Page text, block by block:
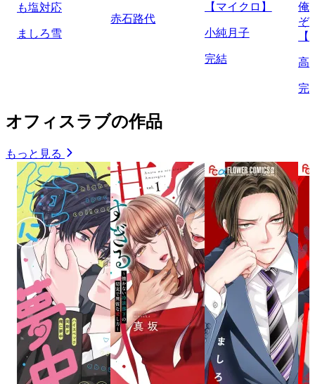
も塩対応
ましろ雪
赤石路代
【マイクロ】
小純月子
完結
俺
ぞ
高
完
オフィスラブの作品
もっと見る